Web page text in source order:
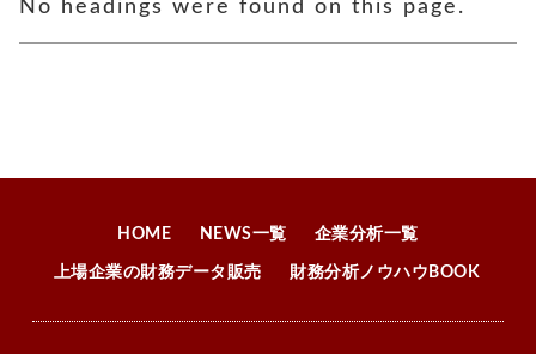
No headings were found on this page.
HOME NEWS一覧 企業分析一覧
上場企業の財務データ販売 財務分析ノウハウBOOK